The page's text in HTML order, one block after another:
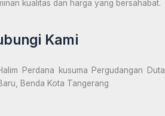
kualitas dan harga yang bersahabat.
Kami
Perdana kusuma Pergudangan Duta
Benda Kota Tangerang